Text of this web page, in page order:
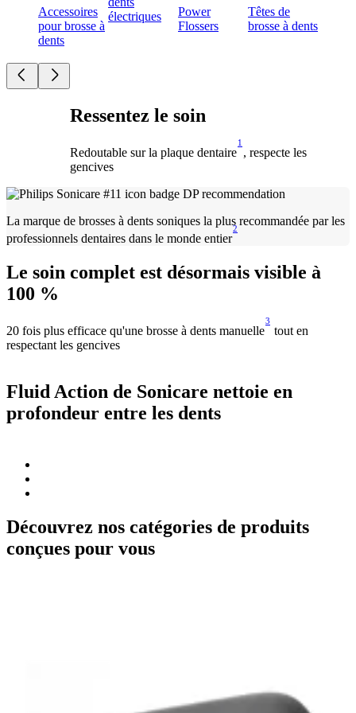
Accessoires
pour brosse à
dents
électriques
Power
Flossers
Têtes de
brosse à dents
Ressentez le soin
Redoutable sur la plaque dentaire
1
, respecte les
gencives
La marque de brosses à dents soniques la plus recommandée par les
professionnels dentaires dans le monde entier
2
Le soin complet est désormais visible à
100 %
20 fois plus efficace qu'une brosse à dents manuelle
3
tout en
respectant les gencives
Fluid Action de Sonicare nettoie en
profondeur entre les dents
Découvrez nos catégories de produits
conçues pour vous